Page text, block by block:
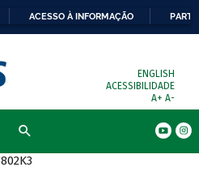
ACESSO À INFORMAÇÃO
ENGLISH
ACESSIBILIDADE
A+ A-